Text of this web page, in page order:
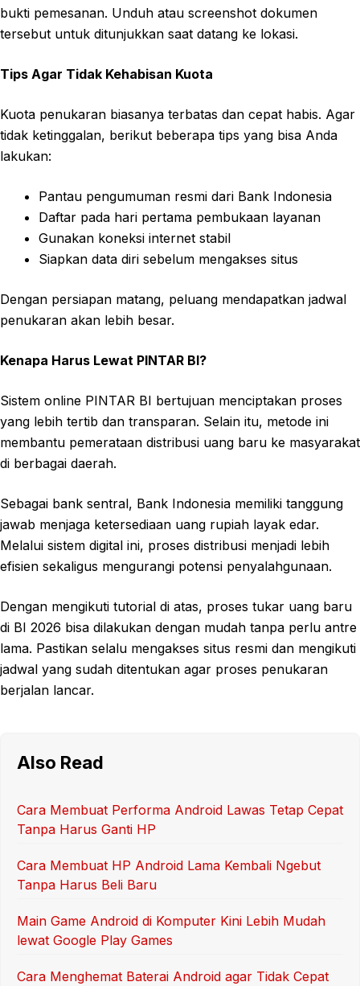
bukti pemesanan. Unduh atau screenshot dokumen
tersebut untuk ditunjukkan saat datang ke lokasi.
Tips Agar Tidak Kehabisan Kuota
Kuota penukaran biasanya terbatas dan cepat habis. Agar
tidak ketinggalan, berikut beberapa tips yang bisa Anda
lakukan:
Pantau pengumuman resmi dari Bank Indonesia
Daftar pada hari pertama pembukaan layanan
Gunakan koneksi internet stabil
Siapkan data diri sebelum mengakses situs
Dengan persiapan matang, peluang mendapatkan jadwal
penukaran akan lebih besar.
Kenapa Harus Lewat PINTAR BI?
Sistem online PINTAR BI bertujuan menciptakan proses
yang lebih tertib dan transparan. Selain itu, metode ini
membantu pemerataan distribusi uang baru ke masyarakat
di berbagai daerah.
Sebagai bank sentral, Bank Indonesia memiliki tanggung
jawab menjaga ketersediaan uang rupiah layak edar.
Melalui sistem digital ini, proses distribusi menjadi lebih
efisien sekaligus mengurangi potensi penyalahgunaan.
Dengan mengikuti tutorial di atas, proses tukar uang baru
di BI 2026 bisa dilakukan dengan mudah tanpa perlu antre
lama. Pastikan selalu mengakses situs resmi dan mengikuti
jadwal yang sudah ditentukan agar proses penukaran
berjalan lancar.
Also Read
Cara Membuat Performa Android Lawas Tetap Cepat
Tanpa Harus Ganti HP
Cara Membuat HP Android Lama Kembali Ngebut
Tanpa Harus Beli Baru
Main Game Android di Komputer Kini Lebih Mudah
lewat Google Play Games
Cara Menghemat Baterai Android agar Tidak Cepat